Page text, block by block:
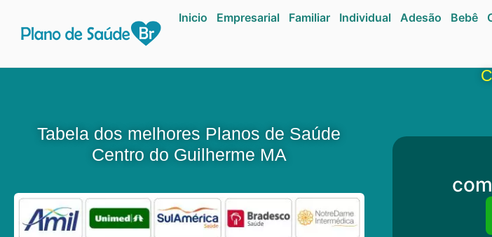
Inicio Empresarial Familiar Individual Adesão Bebê
Tabela dos melhores Planos de Saúde
Centro do Guilherme MA